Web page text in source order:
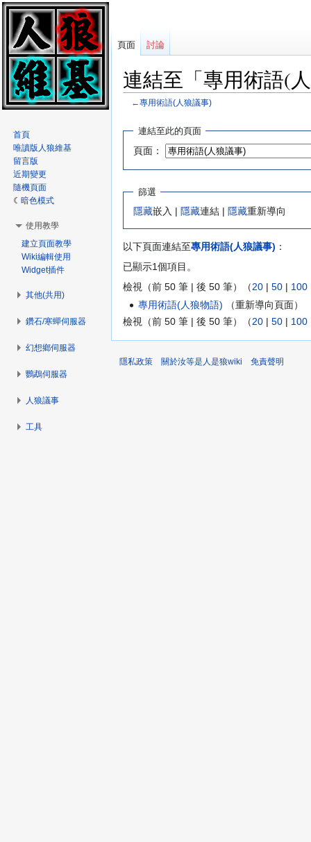
連結至「專用術語(
←專用術語(人狼議事)
覽
尋
連結至此的頁面
頁面：
篩選
隱藏嵌入 | 隱藏連結 | 隱藏重新導向
以下頁面連結至專用術語(人狼議事) ：
已顯示1個項目。
檢視（前 50 筆 | 後 50 筆）（20 | 50 | 100
專用術語(人狼物語) （重新導向頁面） ‎
檢視（前 50 筆 | 後 50 筆）（20 | 50 | 100
頁面 討論
首頁
唯讀版人狼維基
留言版
近期變更
隨機頁面
暗色模式
使用教學
建立頁面教學
Wiki編輯使用
Widget插件
其他(共用)
鑽石/寒蟬伺服器
幻想鄉伺服器
鸚鵡伺服器
人狼議事
工具
隱私政策 關於汝等是人是狼wiki 免責聲明